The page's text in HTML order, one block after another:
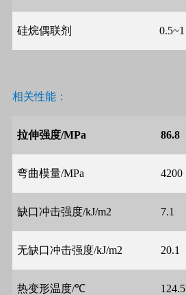
硅烷偶联剂 0.5~1
相关性能：
拉伸强度/MPa 86.8
弯曲模量/MPa 4200
缺口冲击强度/kJ/m2 7.1
无缺口冲击强度/kJ/m2 20.1
热变形温度/℃ 124.5